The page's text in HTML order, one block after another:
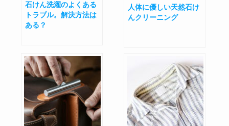
石けん洗濯のよくある
トラブル。解決方法は
ある？
人体に優しい天然石け
んクリーニング